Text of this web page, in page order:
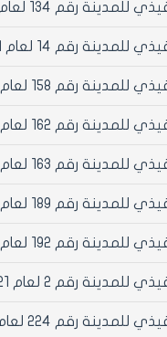
البناء رسم مقطوع بنسبة /40%/ من
رخصة إضافة على رخصة
وأربع سنوات إذا كان
ورد في التعليمات
/1/ رقم 2/62م/3/3 في ثامنا من
على رخصة البناء
في الفقرة /أ/ أي /100/ل. س كحد
المالي للبلديات
العربية السورية
رقم 134 لعام 2021
رقم 14 لعام 2021
رقم 158 لعام 2021
رقم 162 لعام 2021
رقم 163 لعام 2021
رقم 189 لعام 2021
رقم 192 لعام 2021
رقم 2 لعام 2021
رقم 224 لعام 2021